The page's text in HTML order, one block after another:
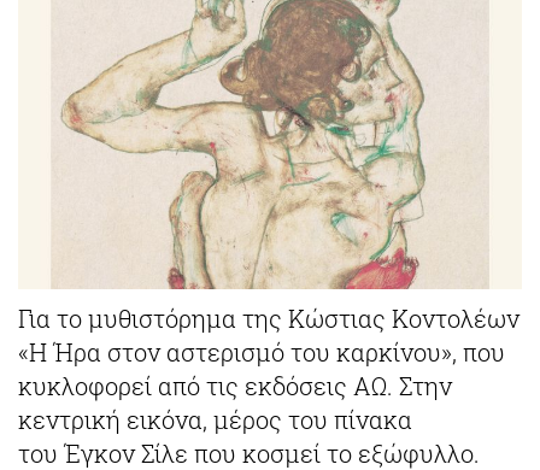
Για το μυθιστόρημα της Κώστιας Κοντολέων
«Η Ήρα στον αστερισμό του καρκίνου», που
κυκλοφορεί από τις εκδόσεις ΑΩ. Στην
κεντρική εικόνα, μέρος του πίνακα
του Έγκον Σίλε που κοσμεί το εξώφυλλο.